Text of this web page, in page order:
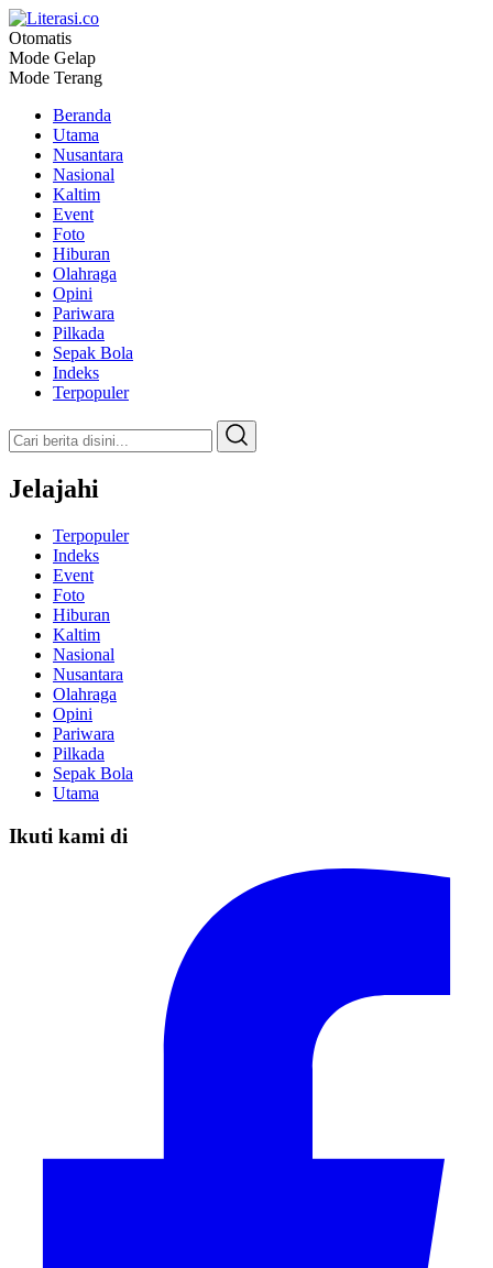
Literasi.co
Pilar Informasi
Otomatis
Mode Gelap
Mode Terang
Beranda
Utama
Nusantara
Nasional
Kaltim
Event
Foto
Hiburan
Olahraga
Opini
Pariwara
Pilkada
Sepak Bola
Indeks
Terpopuler
Jelajahi
Terpopuler
Indeks
Event
Foto
Hiburan
Kaltim
Nasional
Nusantara
Olahraga
Opini
Pariwara
Pilkada
Sepak Bola
Utama
Ikuti kami di